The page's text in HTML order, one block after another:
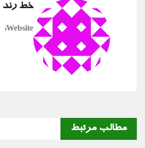
خط رند
Website:
مطالب مرتبط